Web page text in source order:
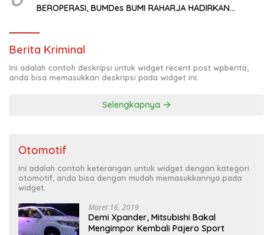
BEROPERASI, BUMDes BUMI RAHARJA HADIRKAN
Berita Kriminal
Ini adalah contoh deskripsi untuk widget recent post wpberita,
anda bisa memasukkan deskripsi pada widget ini.
Selengkapnya
Otomotif
Ini adalah contoh keterangan untuk widget dengan kategori
otomotif, anda bisa dengan mudah memasukkannya pada
widget.
Maret 16, 2019
Demi Xpander, Mitsubishi Bakal
Mengimpor Kembali Pajero Sport